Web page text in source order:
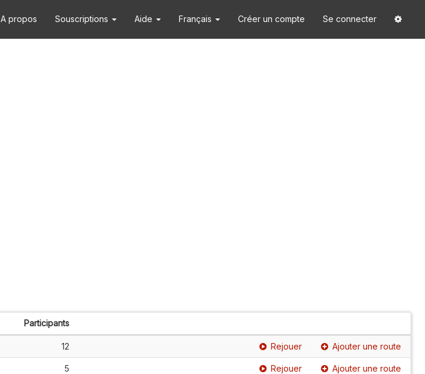
A propos Souscriptions Aide Français Créer un compte Se connecter
Participants
12 Rejouer Ajouter une route
5 Rejouer Ajouter une route